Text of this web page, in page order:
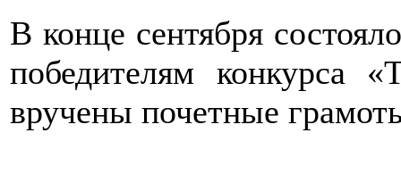
В конце сентября
победителям конкурса
вручены почетные